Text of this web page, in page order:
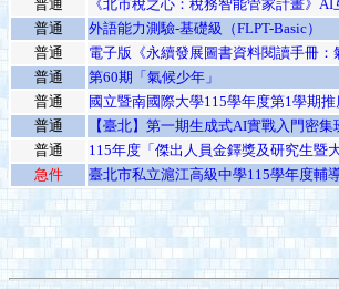
普通
《北市稅之心：稅務智能管家計畫》AI
普通
外語能力測驗-基礎級（FLPT-Basic）
普通
電子版《永續發展圖書資料閱讀手冊：
普通
第60期「氣候少年」
普通
國立暨南國際大學115學年度第1學期
普通
【臺北】第一期生成式AI實戰入門密集
普通
115年度「傑出人員金鐸獎及研究生暨
急件
臺北市私立滬江高級中學115學年度輔